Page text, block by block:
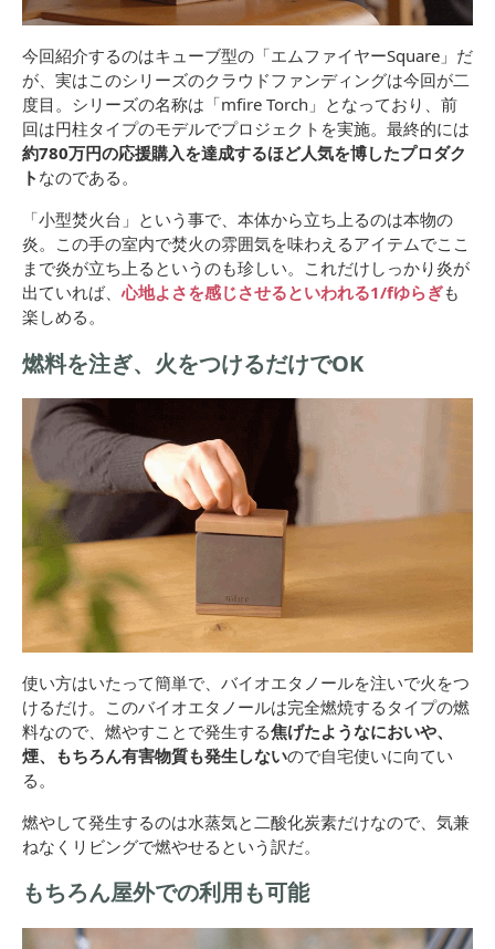
今回紹介するのはキューブ型の「エムファイヤーSquare」だ
が、実はこのシリーズのクラウドファンディングは今回が二
度目。シリーズの名称は「mfire Torch」となっており、前
回は円柱タイプのモデルでプロジェクトを実施。最終的には
約780万円の応援購入を達成するほど人気を博したプロダク
ト なのである。
「小型焚火台」という事で、本体から立ち上るのは本物の
炎。この手の室内で焚火の雰囲気を味わえるアイテムでここ
まで炎が立ち上るというのも珍しい。これだけしっかり炎が
出ていれば、心地よさを感じさせるといわれる1/fゆらぎも
楽しめる。
燃料を注ぎ、火をつけるだけでOK
使い方はいたって簡単で、バイオエタノールを注いで火をつ
けるだけ。このバイオエタノールは完全燃焼するタイプの燃
料なので、燃やすことで発生する焦げたようなにおいや、
煙、もちろん有害物質も発生しないので自宅使いに向てい
る。
燃やして発生するのは水蒸気と二酸化炭素だけなので、気兼
ねなくリビングで燃やせるという訳だ。
もちろん屋外での利用も可能